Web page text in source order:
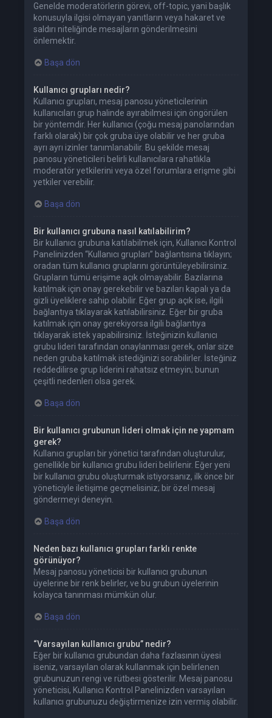
Genelde moderatörlerin görevi, off-topic, yani başlık
konusuyla ilgisi olmayan yanıtların veya hakaret ve
saldırı niteliğinde mesajların gönderilmesini
önlemektir.
Başa dön
Kullanıcı grupları nedir?
Kullanıcı grupları, mesaj panosu yöneticilerinin
kullanıcıları grup halinde ayırabilmesi için öngörülen
bir yöntemdir. Her kullanıcı (çoğu mesaj panolarından
farklı olarak) bir çok gruba üye olabilir ve her gruba
ayrı ayrı izinler tanımlanabilir. Bu şekilde mesaj
panosu yöneticileri belirli kullanıcılara rahatlıkla
moderatör yetkilerini veya özel forumlara erişme gibi
yetkiler verebilir.
Başa dön
Bir kullanıcı grubuna nasıl katılabilirim?
Bir kullanıcı grubuna katılabilmek için, Kullanıcı Kontrol
Panelinizden “Kullanıcı grupları” bağlantısına tıklayın;
oradan tüm kullanıcı gruplarını görüntüleyebilirsiniz.
Grupların tümü erişime açık olmayabilir. Bazılarına
katılmak için onay gerekebilir ve bazıları kapalı ya da
gizli üyeliklere sahip olabilir. Eğer grup açık ise, ilgili
bağlantıya tıklayarak katılabilirsiniz. Eğer bir gruba
katılmak için onay gerekiyorsa ilgili bağlantıya
tıklayarak istek yapabilirsiniz. İsteğinizin kullanıcı
grubu lideri tarafından onaylanması gerek, onlar size
neden gruba katılmak istediğinizi sorabilirler. İsteğiniz
reddedilirse grup liderini rahatsız etmeyin; bunun
çeşitli nedenleri olsa gerek.
Başa dön
Bir kullanıcı grubunun lideri olmak için ne yapmam
gerek?
Kullanıcı grupları bir yönetici tarafından oluşturulur,
genellikle bir kullanıcı grubu lideri belirlenir. Eğer yeni
bir kullanıcı grubu oluşturmak istiyorsanız, ilk önce bir
yöneticiyle iletişime geçmelisiniz; bir özel mesaj
göndermeyi deneyin.
Başa dön
Neden bazı kullanıcı grupları farklı renkte
görünüyor?
Mesaj panosu yöneticisi bir kullanıcı grubunun
üyelerine bir renk belirler, ve bu grubun üyelerinin
kolayca tanınması mümkün olur.
Başa dön
“Varsayılan kullanıcı grubu” nedir?
Eğer bir kullanıcı grubundan daha fazlasının üyesi
iseniz, varsayılan olarak kullanmak için belirlenen
grubunuzun rengi ve rütbesi gösterilir. Mesaj panosu
yöneticisi, Kullanıcı Kontrol Panelinizden varsayılan
kullanıcı grubunuzu değiştirmenize izin vermiş olabilir.